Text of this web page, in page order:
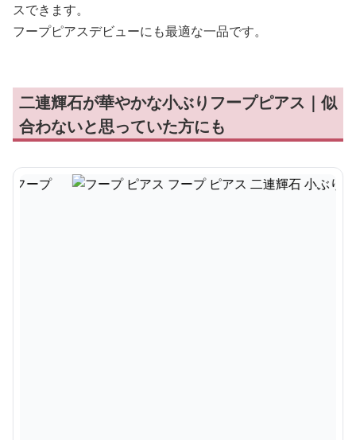
スできます。
フープピアスデビューにも最適な一品です。
二連輝石が華やかな小ぶりフープピアス｜似
合わないと思っていた方にも